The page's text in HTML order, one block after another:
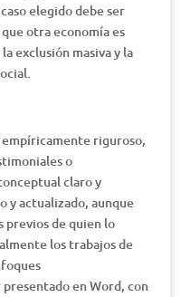
elegido debe ser
otra economía es
exclusión masiva y la
riguroso,
o
claro y
y actualizado, aunque
previos de quien lo
los trabajos de
en Word, con